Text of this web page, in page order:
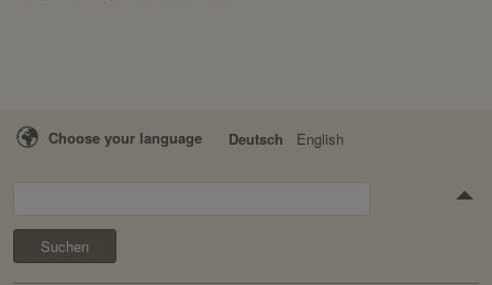
Choose your language Deutsch English